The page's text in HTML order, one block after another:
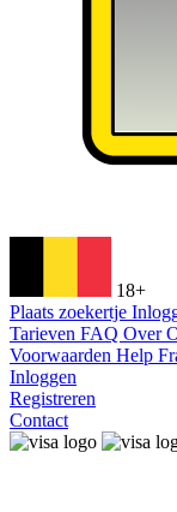
18+
Plaats zoekertje
Tarieven FAQ Over
Voorwaarden Help
Inloggen
Registreren
Contact